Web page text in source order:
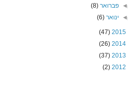
◄פברואר(8)
◄ ינואר(6)
2015
(47)
2014
(26)
2013
(37)
2012
(2)